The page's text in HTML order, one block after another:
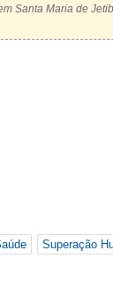
Santa Maria de
Superação